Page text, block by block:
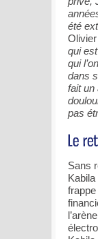
été
qui
qui
dans
fait un
pas
Sans